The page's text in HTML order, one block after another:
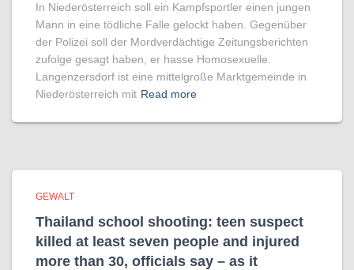
In Niederösterreich soll ein Kampfsportler einen jungen
Mann in eine tödliche Falle gelockt haben. Gegenüber
der Polizei soll der Mordverdächtige Zeitungsberichten
zufolge gesagt haben, er hasse Homosexuelle.
Langenzersdorf ist eine mittelgroße Marktgemeinde in
Niederösterreich mit Read more
GEWALT
Thailand school shooting: teen suspect
killed at least seven people and injured
more than 30, officials say – as it